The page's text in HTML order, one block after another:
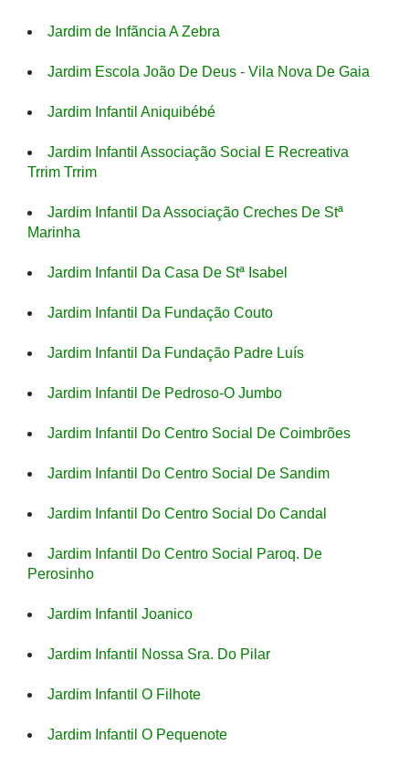
Jardim de Infãncia A Zebra
Jardim Escola João De Deus - Vila Nova De Gaia
Jardim Infantil Aniquibébé
Jardim Infantil Associação Social E Recreativa
Trrim Trrim
Jardim Infantil Da Associação Creches De Stª
Marinha
Jardim Infantil Da Casa De Stª Isabel
Jardim Infantil Da Fundação Couto
Jardim Infantil Da Fundação Padre Luís
Jardim Infantil De Pedroso-O Jumbo
Jardim Infantil Do Centro Social De Coimbrões
Jardim Infantil Do Centro Social De Sandim
Jardim Infantil Do Centro Social Do Candal
Jardim Infantil Do Centro Social Paroq. De
Perosinho
Jardim Infantil Joanico
Jardim Infantil Nossa Sra. Do Pilar
Jardim Infantil O Filhote
Jardim Infantil O Pequenote